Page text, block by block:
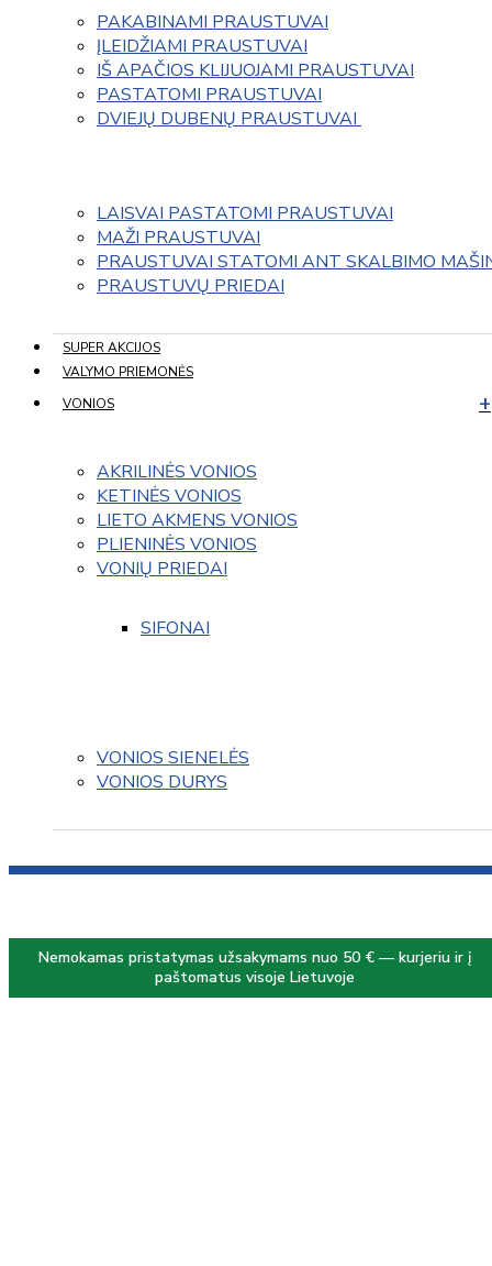
PAKABINAMI PRAUSTUVAI
ĮLEIDŽIAMI PRAUSTUVAI
IŠ APAČIOS KLIJUOJAMI PRAUSTUVAI
PASTATOMI PRAUSTUVAI
DVIEJŲ DUBENŲ PRAUSTUVAI
LAISVAI PASTATOMI PRAUSTUVAI
MAŽI PRAUSTUVAI
PRAUSTUVAI STATOMI ANT SKALBIMO
PRAUSTUVŲ PRIEDAI
SUPER AKCIJOS
VALYMO PRIEMONĖS
VONIOS
AKRILINĖS VONIOS
KETINĖS VONIOS
LIETO AKMENS VONIOS
PLIENINĖS VONIOS
VONIŲ PRIEDAI
SIFONAI
VONIOS SIENELĖS
VONIOS DURYS
Nemokamas pristatymas užsakymams nuo 50 € — kurjeriu ir į
paštomatus visoje Lietuvoje